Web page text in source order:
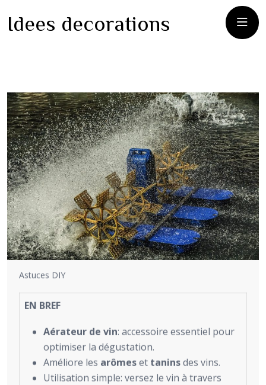
Idees decorations
Astuces DIY
EN BREF
Aérateur de vin: accessoire essentiel pour
optimiser la dégustation.
Améliore les arômeset taninsdes vins.
Utilisation simple: versez le vin à travers